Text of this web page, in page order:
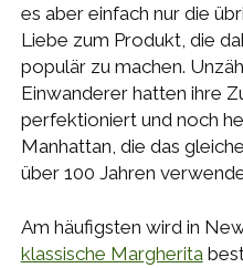
es aber einfach nur die
Liebe zum Produkt, die
populär zu machen.
Einwanderer hatten ihre
perfektioniert und noch
Manhattan, die das
über 100 Jahren
Am häufigsten wird in
klassische Margherita